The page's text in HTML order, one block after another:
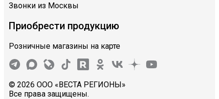
Звонки из Москвы
Приобрести продукцию
Розничные магазины на карте
© 2026 ООО «ВЕСТА РЕГИОНЫ»
Все права защищены.